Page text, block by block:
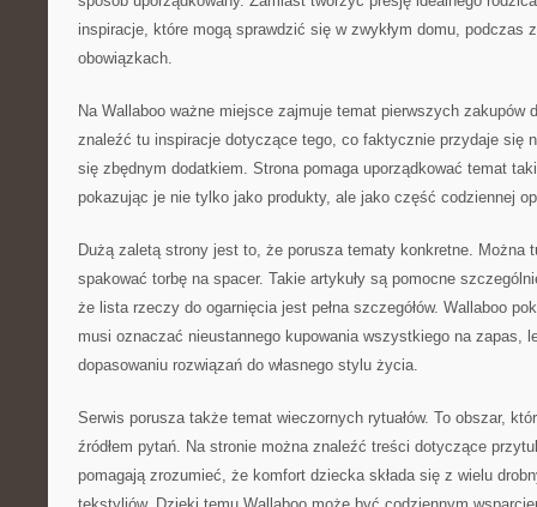
inspiracje, które mogą sprawdzić się w zwykłym domu, podczas
obowiązkach.
Na Wallaboo ważne miejsce zajmuje temat pierwszych zakupów
znaleźć tu inspiracje dotyczące tego, co faktycznie przydaje się
się zbędnym dodatkiem. Strona pomaga uporządkować temat
pokazując je nie tylko jako produkty, ale jako część codziennej
Dużą zaletą strony jest to, że porusza tematy konkretne. Można
spakować torbę na spacer. Takie artykuły są pomocne
że lista rzeczy do ogarnięcia jest pełna szczegółów. Wallaboo
musi oznaczać nieustannego kupowania wszystkiego na zapas,
dopasowaniu rozwiązań do własnego stylu życia.
Serwis porusza także temat wieczornych rytuałów. To obszar,
źródłem pytań. Na stronie można znaleźć treści dotyczące
pomagają zrozumieć, że komfort dziecka składa się z wielu